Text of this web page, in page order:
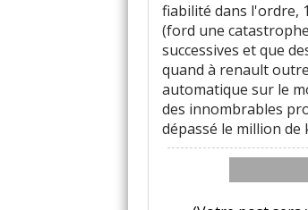
fiabilité dans l'ordre,
(ford une
successives et que
quand à renault
automatique sur le
des innombrables
dépassé le million de